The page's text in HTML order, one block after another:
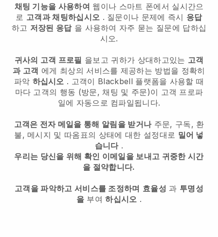
채팅 기능을 사용하여 웹이나 스마트 폰에서 실시간으
로 고객과 채팅하십시오 . 질문이나 문제에 즉시 응답
하고 저장된 응답을 사용하여 자주 묻는 질문에 답하십
시오.
귀사의 고객 프로필 을보고 귀하가 상대하고있는 고객
과 고객 에게 최상의 서비스를 제공하는 방법을 정확히
파악 하십시오 . 고객이 Blackbell 플랫폼을 사용할 때
마다 고객의 행동 (방문, 채팅 및 주문)이 고객 프로파
일에 자동으로 컴파일됩니다.
고객은 전자 메일을 통해 알림을 받거나주문, 구독, 환
불, 메시지 및 따옴표의 상태에 대한 설정대로 밀어 넣
습니다.
우리는 당신을 위해 확인 이메일을 보내고 귀중한 시간
을 절약합니다.
고객을 파악하고 서비스를 조정하며 효율성 과 투명성
을 부여하십시오 .